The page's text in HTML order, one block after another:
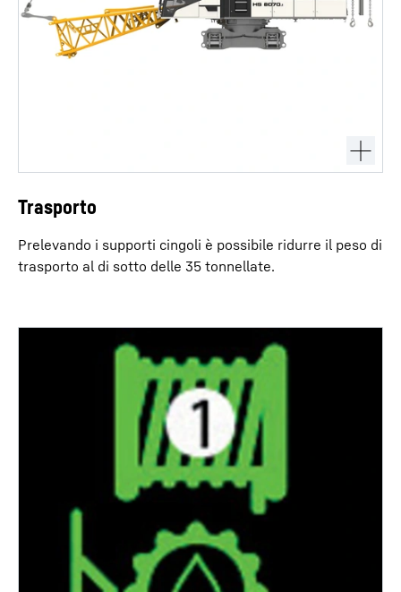
Trasporto
Prelevando i supporti cingoli è possibile ridurre il peso di
trasporto al di sotto delle 35 tonnellate.